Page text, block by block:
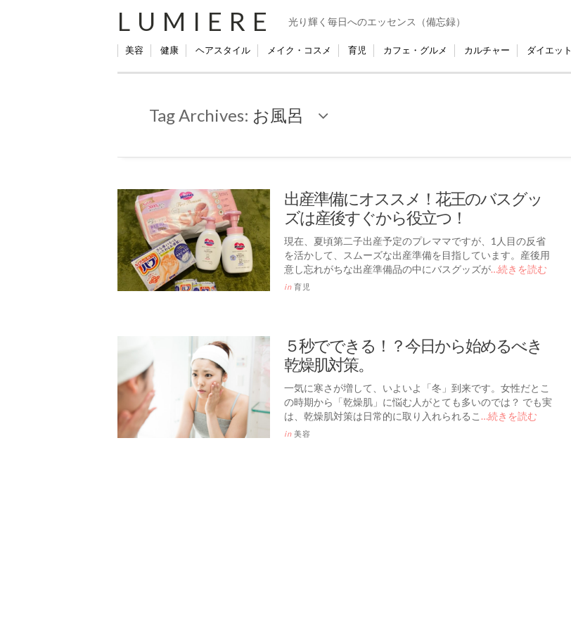
LUMIERE 光り輝く毎日へのエッセンス（備忘録）
美容 健康 ヘアスタイル メイク・コスメ 育児 カフェ・グルメ カルチャー ダイエット
Tag Archives: お風呂
出産準備にオススメ！花王のバスグッ
ズは産後すぐから役立つ！
現在、夏頃第二子出産予定のプレママですが、1人目の反省
を活かして、スムーズな出産準備を目指しています。産後用
意し忘れがちな出産準備品の中にバスグッズが…続きを読む
in 育児
５秒でできる！？今日から始めるべき
乾燥肌対策。
一気に寒さが増して、いよいよ「冬」到来です。女性だとこ
の時期から「乾燥肌」に悩む人がとても多いのでは？ でも実
は、乾燥肌対策は日常的に取り入れられるこ …続きを読む
in 美容